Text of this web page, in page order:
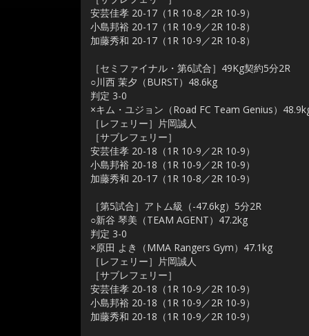
安芸佳孝 20-17（1R 10-8／2R 10-9）
小島邦裕 20-17（1R 10-9／2R 10-8）
加藤秀和 20-17（1R 10-9／2R 10-8）
［セミファイナル・第6試合］49Kg契約5分2R
○川西 茉夕（BURST）48.6kg
判定 3-0
×キム・ユジョン（Road FC Team Genius）
［レフェリー］片岡誠人
［サブレフェリー］
安芸佳孝 20-18（1R 10-9／2R 10-9）
小島邦裕 20-18（1R 10-9／2R 10-9）
加藤秀和 20-17（1R 10-8／2R 10-9）
［第5試合］アトム級（-47.6kg）5分2R
○新谷 琴美（TEAM AGENT）47.2kg
判定 3-0
×原田 よき（MMA Rangers Gym）47.1kg
［レフェリー］片岡誠人
［サブレフェリー］
安芸佳孝 20-18（1R 10-9／2R 10-9）
小島邦裕 20-18（1R 10-9／2R 10-9）
加藤秀和 20-18（1R 10-9／2R 10-9）